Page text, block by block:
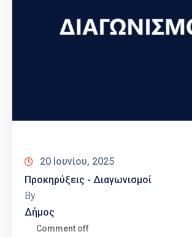
20 Ιουνίου, 2025
Προκηρύξεις - Διαγωνισμοί
By
Δήμος
Comment off